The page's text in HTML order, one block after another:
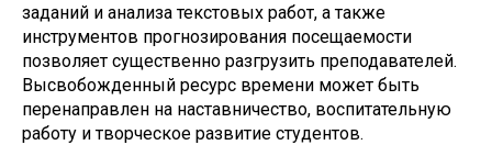
заданий и анализа текстовых работ, а также
инструментов прогнозирования посещаемости
позволяет существенно разгрузить преподавателей.
Высвобожденный ресурс времени может быть
перенаправлен на наставничество, воспитательную
работу и творческое развитие студентов.